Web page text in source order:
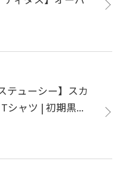
テューシー】スカ
シャツ | 初期黒...